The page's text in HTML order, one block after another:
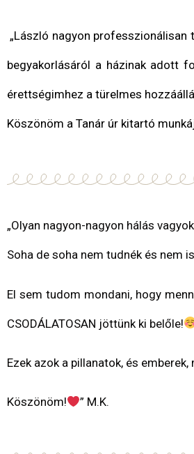
„László nagyon
begyakorlásáról a házinak adott
érettségimhez a türelmes
Köszönöm a Tanár úr kitartó
„Olyan nagyon-nagyon hálás
Soha de soha nem tudnék és nem
El sem tudom mondani, hogy
CSODÁLATOSAN jöttünk ki belőle!
Ezek azok a pillanatok, és
Köszönöm! ” M.K.